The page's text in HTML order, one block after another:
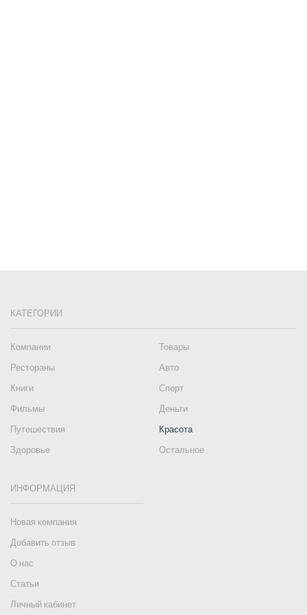
КАТЕГОРИИ
Компании
Товары
Рестораны
Авто
Книги
Спорт
Фильмы
Деньги
Путешествия
Красота
Здоровье
Остальное
ИНФОРМАЦИЯ
Новая компания
Добавить отзыв
О нас
Статьи
Личный кабинет